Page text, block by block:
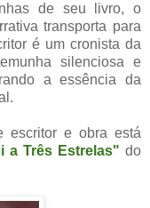
de seu livro, o
transporta para
é um cronista da
silenciosa e
a essência da
escritor e obra está
a Três Estrelas" do